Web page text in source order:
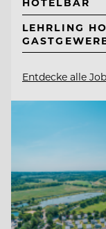
LEHRLING
Entdecke alle